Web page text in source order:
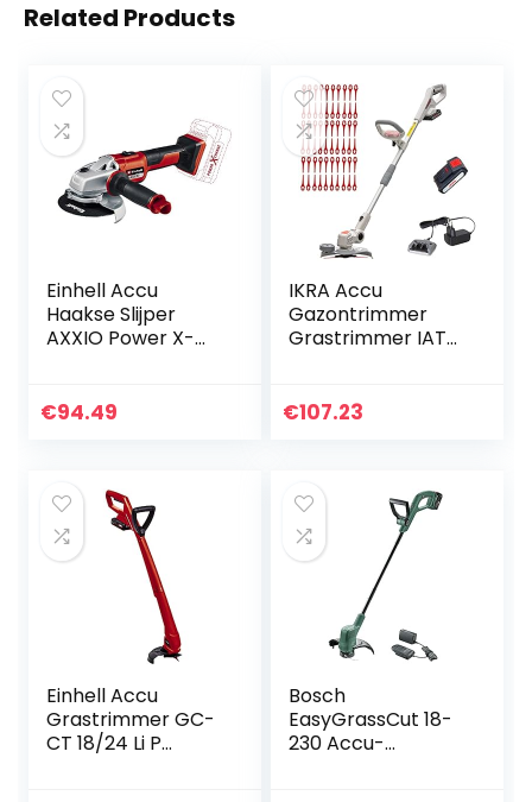
Related Products
Einhell Accu
Haakse Slijper
AXXIO Power X-
rpm, borstelloze
€94.49
IKRA Accu
Gazontrimmer
Grastrimmer IAT
nylon messen
€107.23
Einhell Accu
Grastrimmer GC-
CT 18/24 Li P
Bosch
EasyGrassCut 18-
230 Accu-